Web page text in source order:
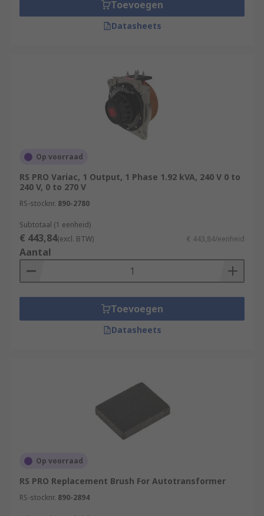
• Audio systems – Autotransformers are used to
adapt speakers to constant- voltage distribution
Toevoegen
Datasheets
Op voorraad
RS PRO Variac, 1 Output, 1 Phase 1.92 kVA, 240 V 0 to
240 V, 0 to 270 V
RS-stocknr. 890-2780
Subtotaal (1 eenheid)
€ 443,84(excl. BTW) € 443,84/eenheid
Aantal
Toevoegen
Datasheets
Op voorraad
RS PRO Replacement Brush For Autotransformer
RS-stocknr. 890-2894